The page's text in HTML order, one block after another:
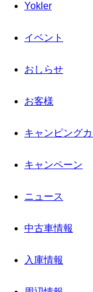
Yokler
イベント
おしらせ
お客様
キャンピング
キャンペーン
ニュース
中古車情報
入庫情報